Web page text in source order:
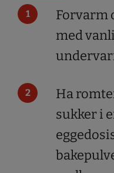
Forvarm
med
Ha
sukker i